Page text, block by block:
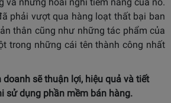
phải vượt qua hàng loạt thất bại ban
thân cũng như những tác phẩm của
trong những cái tên thành công nhất
doanh sẽ thuận lợi, hiệu quả và tiết
sử dụng phần mềm bán hàng.